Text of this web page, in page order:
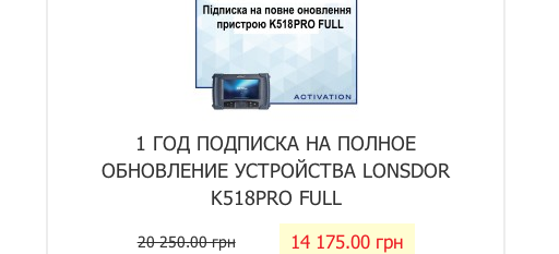
1 ГОД ПОДПИСКА НА ПОЛНОЕ
ОБНОВЛЕНИЕ УСТРОЙСТВА LONSDOR
K518PRO FULL
20 250.00 грн 14 175.00 грн